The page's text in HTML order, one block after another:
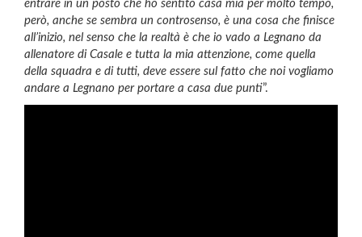
entrare in un posto che ho sentito casa mia per molto tempo,
però, anche se sembra un controsenso, è una cosa che finisce
all’inizio, nel senso che la realtà è che io vado a Legnano da
allenatore di Casale e tutta la mia attenzione, come quella
della squadra e di tutti, deve essere sul fatto che noi vogliamo
andare a Legnano per portare a casa due punti”.